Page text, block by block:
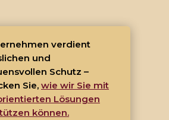
verdient
und
Schutz –
Sie, wie wir Sie mit
Lösungen
können.